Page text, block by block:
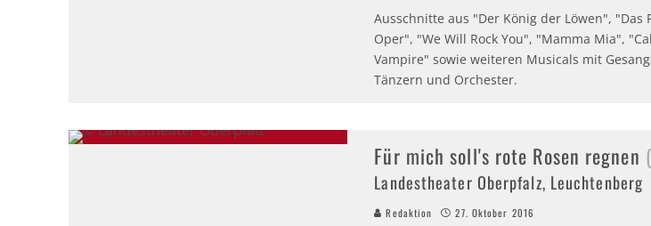
Ausschnitte aus "Der König der Löwen", "Das
Oper", "We Will Rock You", "Mamma Mia",
Vampire" sowie weiteren Musicals mit
Tänzern und Orchester.
Für mich soll's rote Rosen regnen
Landestheater Oberpfalz, Leuchtenberg
Redaktion 27. Oktober 2016